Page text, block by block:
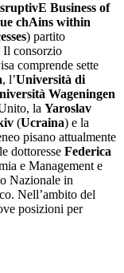
Business of
chAins within
) partito
Il consorzio
comprende sette
, l’Università di
Wageningen
la Yaroslav
(Ucraina) e la
pisano attualmente
dottoresse Federica
e Management e
Nazionale in
Nell’ambito del
posizioni per